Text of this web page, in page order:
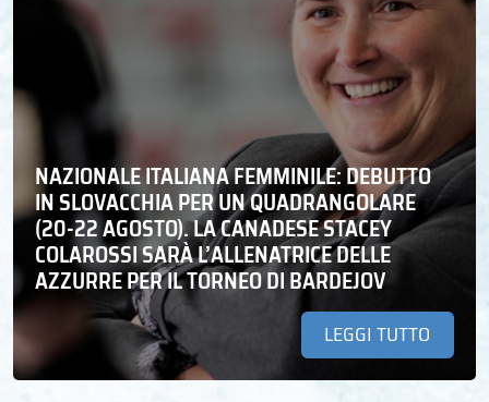
NAZIONALE ITALIANA FEMMINILE: DEBUTTO
IN SLOVACCHIA PER UN QUADRANGOLARE
(20-22 AGOSTO). LA CANADESE STACEY
COLAROSSI SARÀ L’ALLENATRICE DELLE
AZZURRE PER IL TORNEO DI BARDEJOV
LEGGI TUTTO